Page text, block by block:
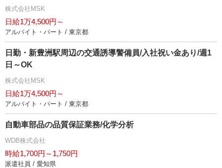
株式会社MSK
日給1万4,500円～
アルバイト・パート / 東京都
日勤・新豊洲駅周辺の交通誘導警備員/入社祝い金あり/週1
日～OK
株式会社MSK
日給1万4,500円～
アルバイト・パート / 東京都
自動車部品の品質保証業務/化学分析
WDB株式会社
時給1,700円～1,750円
派遣社員 / 愛知県